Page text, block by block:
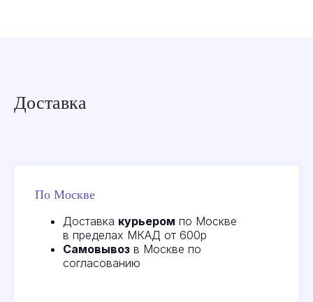
Доставка
По Москве
Доставка курьером по Москве
в пределах МКАД от 600р
Самовывоз в Москве по
согласованию